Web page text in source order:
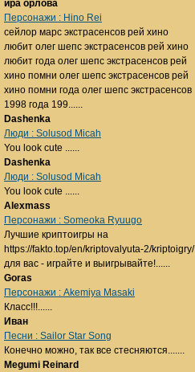
ира орлова
Персонажи : Hino Rei
сейлор марс экстрасенсов рей хино
любит олег шепс экстрасенсов рей хино
любит года олег шепс экстрасенсов рей
хино помни олег шепс экстрасенсов рей
хино помни года олег шепс экстрасенсов
1998 года 199......
Dashenka
Люди : Solusod Micah
You look cute ......
Dashenka
Люди : Solusod Micah
You look cute ......
Alexmass
Персонажи : Someoka Ryuugo
Лучшие криптоигры на
https://fakto.top/en/kriptovalyuta-2/kriptoigry/
для вас - играйте и выигрывайте!......
Goras
Персонажи : Akemiya Masaki
Класс!!!......
Иван
Песни : Sailor Star Song
Конечно можно, так все стесняются.......
Megumi Reinard